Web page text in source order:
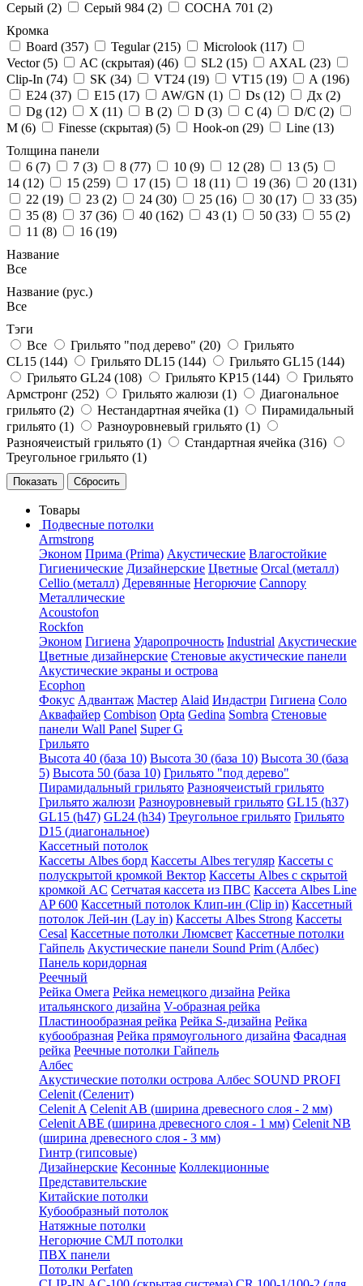
Серый (2) Серый 984 (2) СОСНА 701 (2)
Кромка
Board (357) Tegular (215) Microlook (117)
Vector (5) AC (скрытая) (46) SL2 (15) AXAL (23)
Clip-In (74) SK (34) VT24 (19) VT15 (19) A (196)
E24 (37) E15 (17) AW/GN (1) Ds (12) Дх (2)
Dg (12) X (11) B (2) D (3) C (4) D/C (2)
M (6) Finesse (скрытая) (5) Hook-on (29) Line (13)
Толщина панели
6 (7) 7 (3) 8 (77) 10 (9) 12 (28) 13 (5)
14 (12) 15 (259) 17 (15) 18 (11) 19 (36) 20 (131)
22 (19) 23 (2) 24 (30) 25 (16) 30 (17) 33 (35)
35 (8) 37 (36) 40 (162) 43 (1) 50 (33) 55 (2)
11 (8) 16 (19)
Название
Все
Название (рус.)
Все
Тэги
Все
Грильято "под дерево" (20)
Грильято
CL15 (144) Грильято DL15 (144) Грильято GL15 (144)
Грильято GL24 (108) Грильято KP15 (144)
Грильято
Армстронг (252) Грильято жалюзи (1)
Диагональное
грильято (2) Нестандартная ячейка (1)
Пирамидальный
грильято (1) Разноуровневый грильято (1)
Разноячеистый грильято (1) Стандартная ячейка (316)
Треугольное грильято (1)
Товары
Подвесные потолки
Armstrong
Эконом Прима (Prima) Акустические Влагостойкие
Гигиенические Дизайнерские Цветные Orcal (металл)
Cellio (металл) Деревянные Негорючие Cannopy
Металлические
Acoustofon
Rockfon
Эконом Гигиена Ударопрочность Industrial Акустические
Цветные дизайнерские Стеновые акустические панели
Акустические экраны и острова
Ecophon
Фокус Адвантаж Мастер Alaid Индастри Гигиена Соло
Аквафайер Combison Opta Gedina Sombra Стеновые
панели Wall Panel Super G
Грильято
Высота 40 (база 10) Высота 30 (база 10) Высота 30 (база
5) Высота 50 (база 10) Грильято "под дерево"
Пирамидальный грильято Разноячеистый грильято
Грильято жалюзи Разноуровневый грильято GL15 (h37)
GL15 (h47) GL24 (h34) Треугольное грильято Грильято
D15 (диагональное)
Кассетный потолок
Кассеты Albes борд Кассеты Albes тегуляр Кассеты с
полускрытой кромкой Вектор Кассеты Albes с скрытой
кромкой AC Сетчатая кассета из ПВС Кассета Albes Line
AP 600 Кассетный потолок Клип-ин (Clip in) Кассетный
потолок Лей-ин (Lay in) Кассеты Albes Strong Кассеты
Cesal Кассетные потолки Люмсвет Кассетные потолки
Гайпель Акустические панели Sound Prim (Албес)
Панель коридорная
Реечный
Рейка Омега Рейка немецкого дизайна Рейка
итальянского дизайна V-образная рейка
Пластинообразная рейка Рейка S-дизайна Рейка
кубообразная Рейка прямоугольного дизайна Фасадная
рейка Реечные потолки Гайпель
Албес
Акустические потолки острова Албес SOUND PROFI
Celenit (Селенит)
Celenit A Celenit AB (ширина древесного слоя - 2 мм)
Celenit ABE (ширина древесного слоя - 1 мм) Celenit NB
(ширина древесного слоя - 3 мм)
Гинтр (гипсовые)
Дизайнерские Кесонные Коллекционные
Представительские
Китайские потолки
Кубообразный потолок
Натяжные потолки
Негорючие СМЛ потолки
ПВХ панели
Потолки Perfaten